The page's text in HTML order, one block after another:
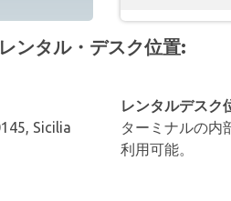
ンタル・デスク位置:
Sicilia
レンタルデスク
ターミナルの内
利用可能。